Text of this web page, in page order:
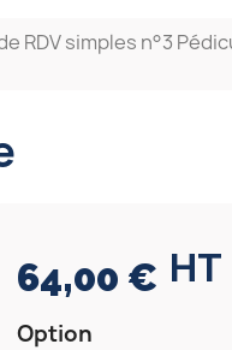
RDV simples n°3
64,00 € HT
Option